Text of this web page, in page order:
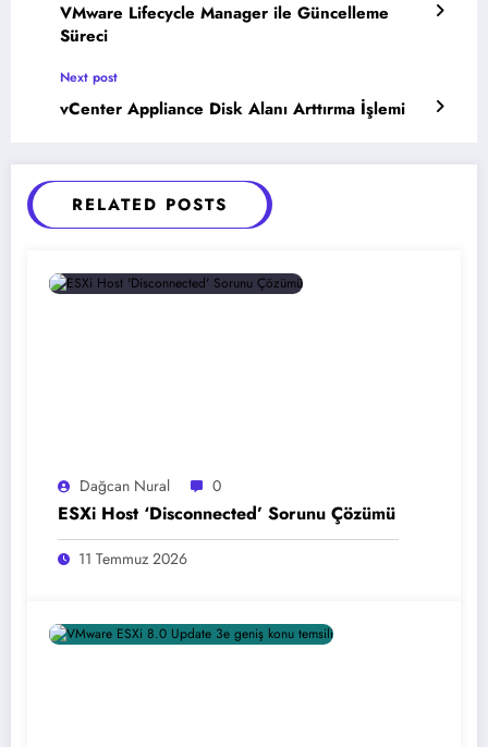
VMware Lifecycle Manager ile Güncelleme
Süreci
Next post
vCenter Appliance Disk Alanı Arttırma İşlemi
RELATED POSTS
Dağcan Nural 0
ESXi Host ‘Disconnected’ Sorunu Çözümü
11 Temmuz 2026